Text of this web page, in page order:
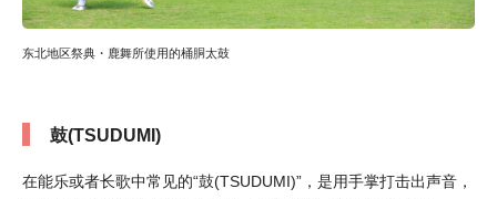
东北地区祭典・鹿舞所使用的桶胴太鼓
鼓(TSUDUMI)
在能乐或者长歌中常见的“鼓(TSUDUMI)”，是用手掌打击出声音，